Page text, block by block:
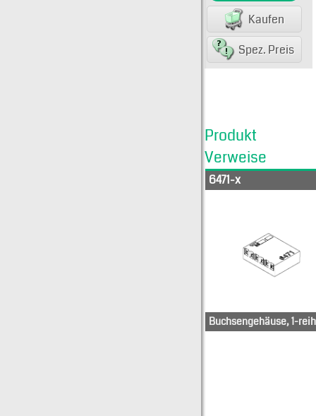
Kaufen
Spez. Preis
Produkt
Verweise
6471-x
Buchsengehäuse, 1-